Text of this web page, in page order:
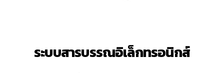
ระบบสารบรรณอิเล็กทรอนิกส์